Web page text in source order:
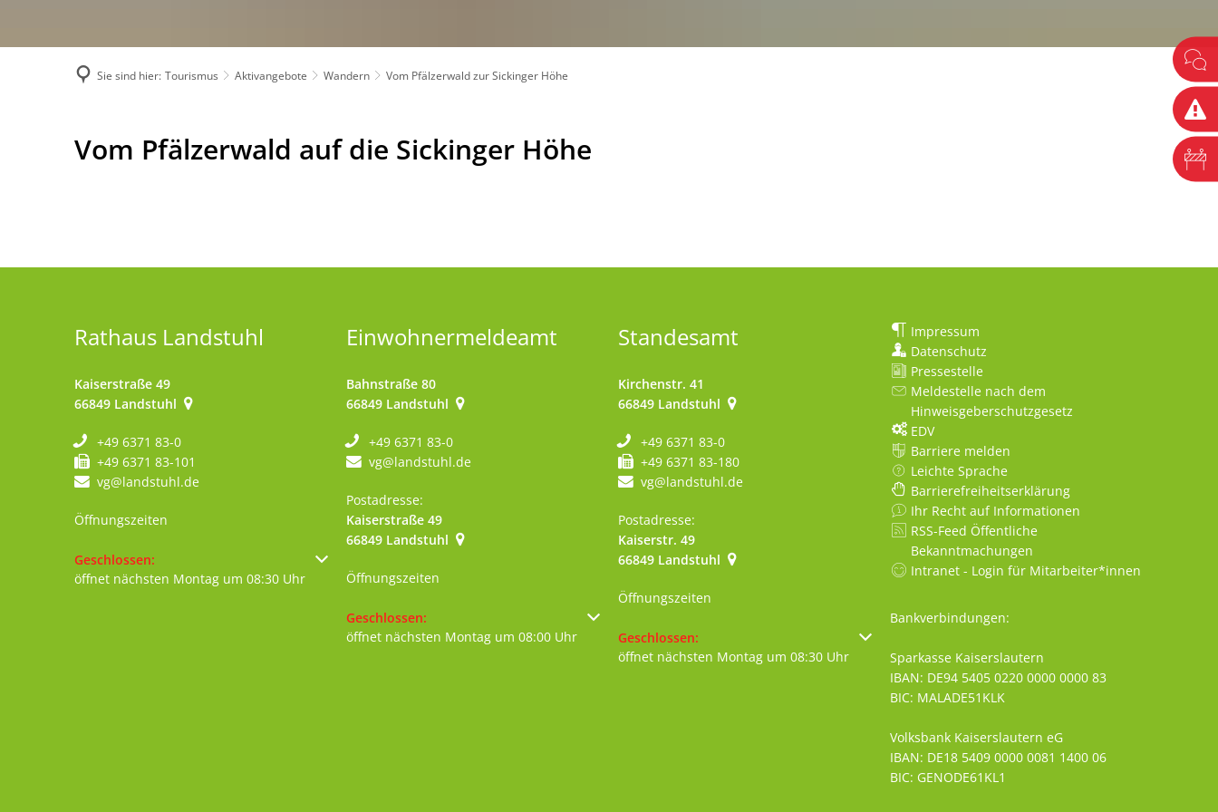
Sie sind hier: Tourismus Aktivangebote Wandern Vom Pfälzerwald zur Sickinger Höhe
Sickinger
Vom Pfälzerwald auf die Sickinger Höhe
Rathaus Landstuhl
Kaiserstraße 49
66849 Landstuhl
+49 6371 83-0
+49 6371 83-101
vg@landstuhl.de
Öffnungszeiten
Klicken, um weitere Öffnungs- oder Schließzeiten auszublenden
Geschlossen:
öffnet nächsten Montag um 08:30 Uhr
Einwohnermeldeamt
Bahnstraße 80
66849 Landstuhl
+49 6371 83-0
vg@landstuhl.de
Postadresse:
Kaiserstraße 49
66849 Landstuhl
Öffnungszeiten
Klicken, um weitere Öffnungs- oder Schließzeiten auszublenden
Geschlossen:
öffnet nächsten Montag um 08:00 Uhr
Standesamt
Kirchenstr. 41
66849 Landstuhl
+49 6371 83-0
+49 6371 83-180
vg@landstuhl.de
Postadresse:
Kaiserstr. 49
66849 Landstuhl
Öffnungszeiten
Klicken, um weitere Öffnungs- oder Schließzeiten auszublenden
Geschlossen:
öffnet nächsten Montag um 08:30 Uhr
Impressum
Datenschutz
Pressestelle
Meldestelle nach dem
Hinweisgeberschutzgesetz
EDV
Barriere melden
Leichte Sprache
Barrierefreiheitserklärung
Ihr Recht auf Informationen
RSS-Feed Öffentliche
Bekanntmachungen
Intranet - Login für Mitarbeiter*innen
Bankverbindungen:
Sparkasse Kaiserslautern
IBAN: DE94 5405 0220 0000 0000 83
BIC: MALADE51KLK
Volksbank Kaiserslautern eG
IBAN: DE18 5409 0000 0081 1400 06
BIC: GENODE61KL1